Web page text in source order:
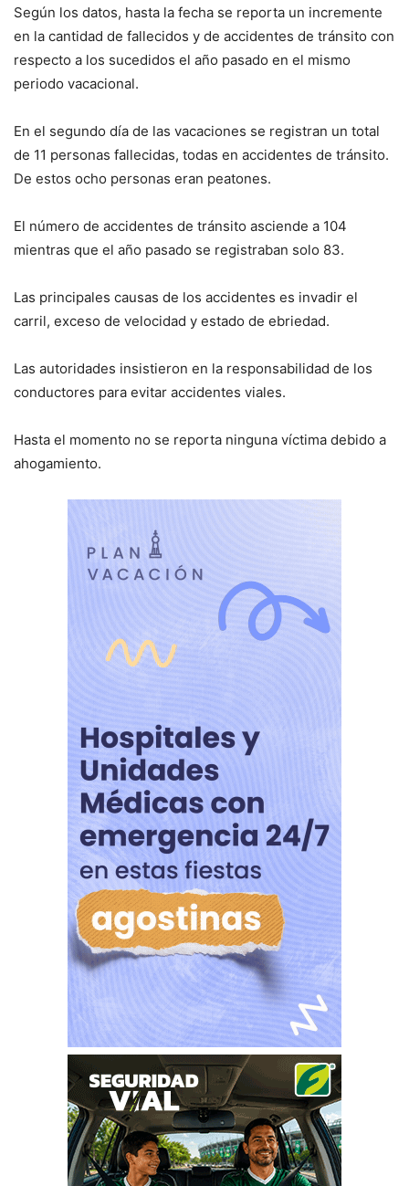
Según los datos, hasta la fecha se reporta un incremente
en la cantidad de fallecidos y de accidentes de tránsito con
respecto a los sucedidos el año pasado en el mismo
periodo vacacional.
En el segundo día de las vacaciones se registran un total
de 11 personas fallecidas, todas en accidentes de tránsito.
De estos ocho personas eran peatones.
El número de accidentes de tránsito asciende a 104
mientras que el año pasado se registraban solo 83.
Las principales causas de los accidentes es invadir el
carril, exceso de velocidad y estado de ebriedad.
Las autoridades insistieron en la responsabilidad de los
conductores para evitar accidentes viales.
Hasta el momento no se reporta ninguna víctima debido a
ahogamiento.